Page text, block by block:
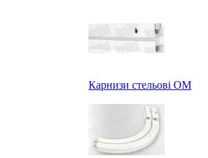
Карнизи стельові ОМ